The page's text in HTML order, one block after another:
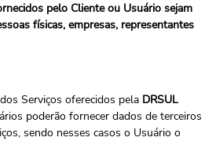
pelo Cliente ou Usuário sejam
físicas, empresas, representantes
Serviços oferecidos pela DRSUL
poderão fornecer dados de terceiros
sendo nesses casos o Usuário o